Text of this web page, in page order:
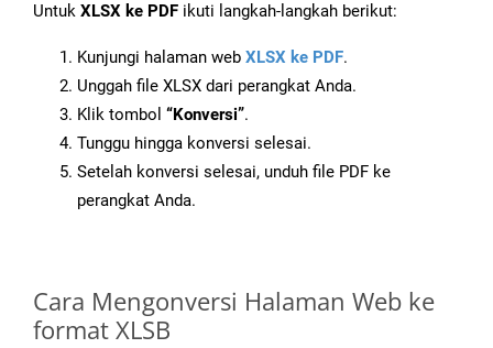
Untuk XLSX ke PDF ikuti langkah-langkah berikut:
Kunjungi halaman web XLSX ke PDF.
Unggah file XLSX dari perangkat Anda.
Klik tombol “Konversi”.
Tunggu hingga konversi selesai.
Setelah konversi selesai, unduh file PDF ke
perangkat Anda.
Cara Mengonversi Halaman Web ke
format XLSB